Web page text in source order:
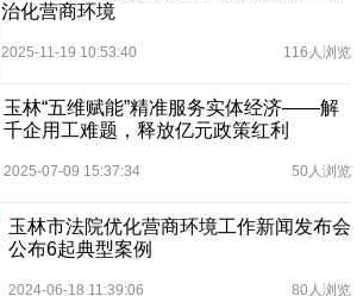
治化营商环境
2025-11-19 10:53:40 116人浏览
玉林“五维赋能”精准服务实体经济——解
千企用工难题，释放亿元政策红利
2025-07-09 15:37:34 50人浏览
玉林市法院优化营商环境工作新闻发布会
公布6起典型案例
2024-06-18 11:39:06 80人浏览